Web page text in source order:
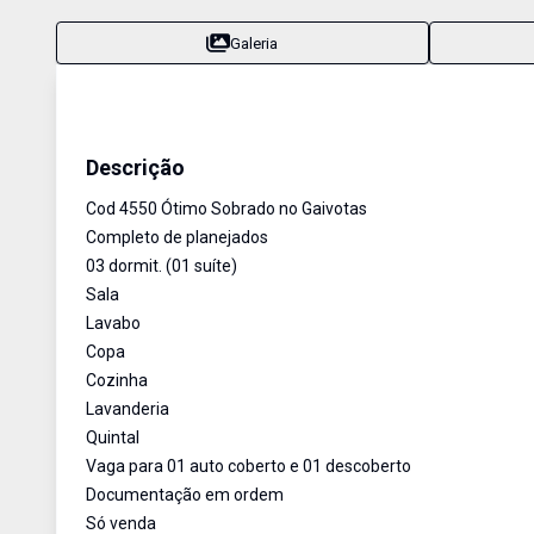
Galeria
Descrição
Cod 4550 Ótimo Sobrado no Gaivotas
Completo de planejados
03 dormit. (01 suíte)
Sala
Lavabo
Copa
Cozinha
Lavanderia
Quintal
Vaga para 01 auto coberto e 01 descoberto
Documentação em ordem
Só venda